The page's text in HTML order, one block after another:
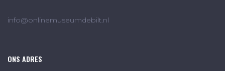
info@onlinemuseumdebilt.nl
ONS ADRES